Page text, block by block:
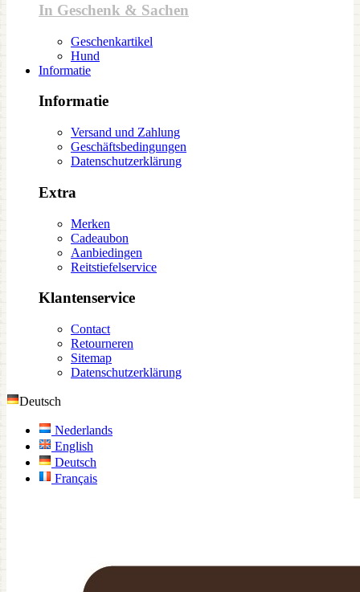
In Geschenk & Sachen
Geschenkartikel
Hund
Informatie
Informatie
Versand und Zahlung
Geschäftsbedingungen
Datenschutzerklärung
Extra
Merken
Cadeaubon
Aanbiedingen
Reitstiefelservice
Klantenservice
Contact
Retourneren
Sitemap
Datenschutzerklärung
Deutsch
Nederlands
English
Deutsch
Français